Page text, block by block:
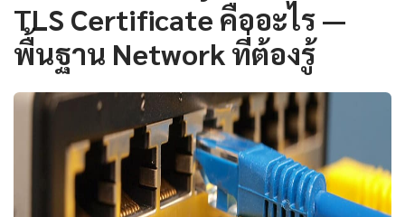
TLS Certificate คืออะไร —
พื้นฐาน Network ที่ต้องรู้